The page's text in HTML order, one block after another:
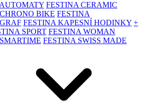
FESTINA CERAMIC
BIKE FESTINA
FESTINA KAPESNÍ HODINKY +
SPORT FESTINA WOMAN
FESTINA SWISS MADE